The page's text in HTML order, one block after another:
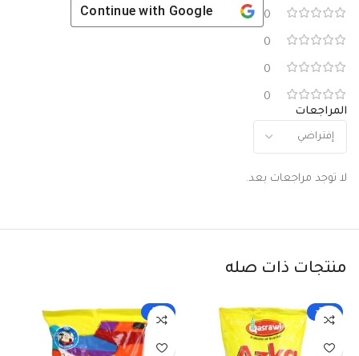
0
0
0
0
المراجعات
لا توجد مراجعات بعد.
Continue with Google
منتجات ذات صله
-25%
-33%